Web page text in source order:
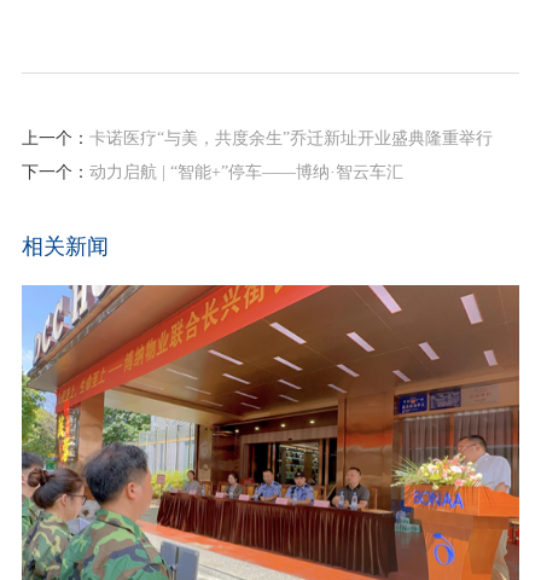
上一个： 卡诺医疗“与美，共度余生”乔迁新址开业盛典隆重举行
下一个： 动力启航 | “智能+”停车——博纳·智云车汇
相关新闻